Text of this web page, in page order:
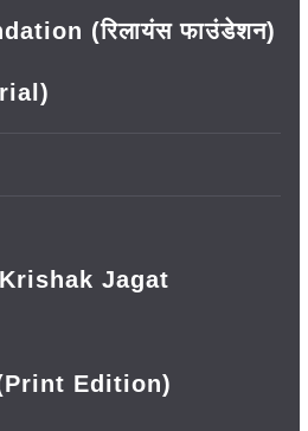
(रिलायंस फाउंडेशन)
Jagat
Edition)